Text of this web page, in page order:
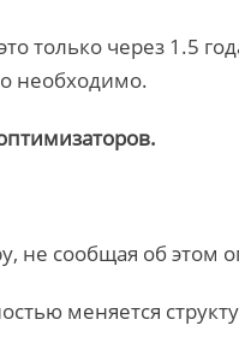
только через 1.5
необходимо.
не сообщая об этом
меняется